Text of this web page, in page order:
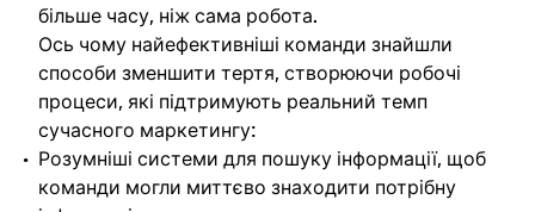
більше часу, ніж сама робота.
Ось чому найефективніші команди знайшли
способи зменшити тертя, створюючи робочі
процеси, які підтримують реальний темп
сучасного маркетингу:
Розумніші системи для пошуку інформації, щоб
команди могли миттєво знаходити потрібну